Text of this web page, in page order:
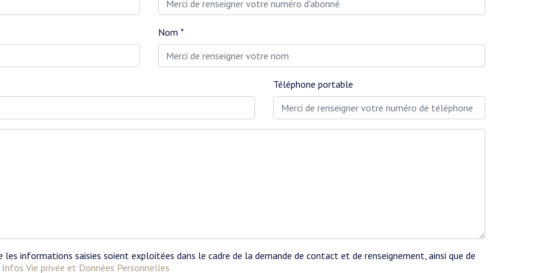
Nom *
Téléphone portable
informations saisies soient exploitées dans le cadre de la demande de contact et de renseignement, ainsi que de
Infos Vie privée et Données Personnelles